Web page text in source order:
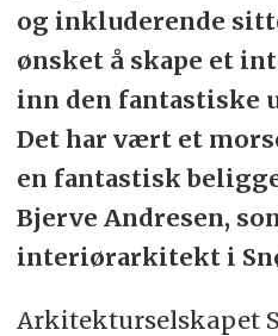
og inkluderende
ønsket å skape et
inn den fantastiske
Det har vært et
en fantastisk
Bjerve Andresen,
interiørarkitekt i
Arkitekturselskapet